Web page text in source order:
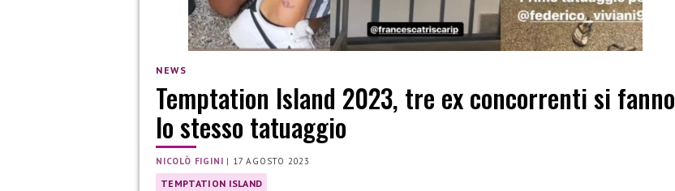
NEWS
Temptation Island 2023, tre ex concorrenti si fanno
lo stesso tatuaggio
NICOLÒ FIGINI | 17 AGOSTO 2023
TEMPTATION ISLAND